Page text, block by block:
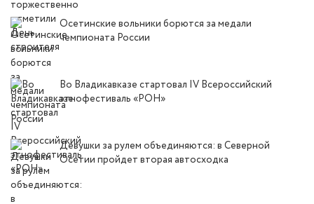
Осетинские вольники борются за медали
чемпионата России
Во Владикавказе стартовал IV Всероссийский
этнофестиваль «РОН»
Девушки за рулем объединяются: в Северной
Осетии пройдет вторая автосходка